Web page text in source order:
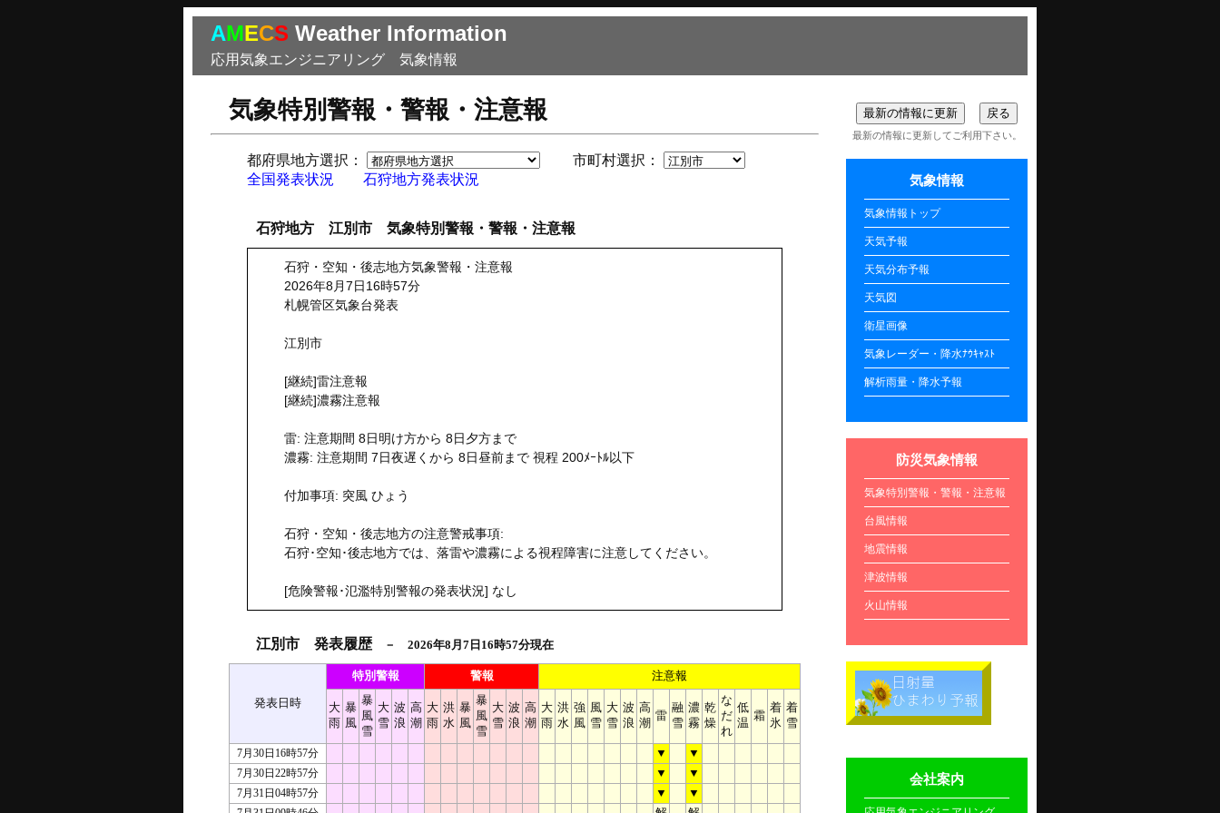
AMECS Weather Information
応用気象エンジニアリング 気象情報
気象特別警報・警報・注意報
都府県地方選択：
市町村選択：
全国発表状況
石狩地方発表状況
石狩地方 江別市 気象特別警報・警報・注意報
石狩・空知・後志地方気象警報・注意報
2026年8月7日16時57分
札幌管区気象台発表
江別市
[継続]雷注意報
[継続]濃霧注意報
雷: 注意期間 8日明け方から 8日夕方まで
濃霧: 注意期間 7日夜遅くから 8日昼前まで 視程 200ﾒｰﾄﾙ以下
付加事項: 突風 ひょう
石狩・空知・後志地方の注意警戒事項:
石狩･空知･後志地方では、落雷や濃霧による視程障害に注意してください。
[危険警報･氾濫特別警報の発表状況] なし
江別市 発表履歴－ 2026年8月7日16時57分現在
発表日時
特別警報 警報 注意報
大
雨
暴
風
暴
風
雪
大
雪
波
浪
高
潮
大
雨
洪
水
暴
風
暴
風
雪
大
雪
波
浪
高
潮
大
雨
洪
水
強
風
風
雪
大
雪
波
浪
高
潮
雷
融
雪
濃
霧
乾
燥
な
だ
れ
低
温
霜
着
氷
着
雪
7月30日16時57分 ▼
▼
7月30日22時57分
▼
▼
7月31日04時57分
▼
▼
最新の情報に更新してご利用下さい。
気象情報
気象情報トップ
天気予報
天気分布予報
天気図
衛星画像
気象レーダー・降水ﾅｳｷｬｽﾄ
解析雨量・降水予報
防災気象情報
気象特別警報・警報・注意報
台風情報
地震情報
津波情報
火山情報
会社案内